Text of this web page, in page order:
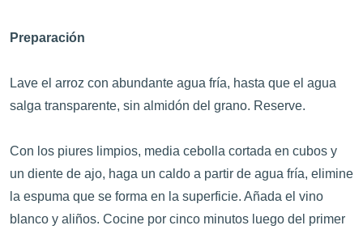
Preparación
Lave el arroz con abundante agua fría, hasta que el agua
salga transparente, sin almidón del grano. Reserve.
Con los piures limpios, media cebolla cortada en cubos y
un diente de ajo, haga un caldo a partir de agua fría, elimine
la espuma que se forma en la superficie. Añada el vino
blanco y aliños. Cocine por cinco minutos luego del primer